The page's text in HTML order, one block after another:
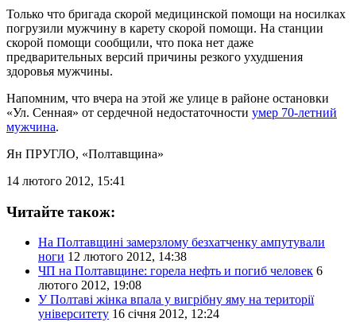
Только что бригада скорой медицинской помощи на носилках
погрузили мужчину в карету скорой помощи. На станции
скорой помощи сообщили, что пока нет даже
предварительных версий причины резкого ухудшения
здоровья мужчины.
Напомним, что вчера на этой же улице в районе остановки
«Ул. Сенная» от сердечной недостаточности умер 70-летний
мужчина.
Ян ПРУГЛО, «Полтавщина»
14 лютого 2012, 15:41
Читайте також:
На Полтавщині замерзлому безхатченку ампутували
ноги 12 лютого 2012, 14:38
ЧП на Полтавщине: горела нефть и погиб человек 6
лютого 2012, 19:08
У Полтаві жінка впала у вигрібну яму на території
університету 16 січня 2012, 12:24